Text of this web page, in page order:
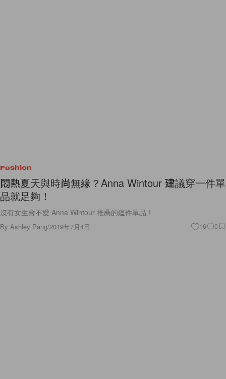
Fashion
悶熱夏天與時尚無緣？Anna Wintour 建議穿一件單
品就足夠！
沒有女生會不愛 Anna Wintour 推薦的這件單品！
By Ashley Pang/2019年7月4日 16 0